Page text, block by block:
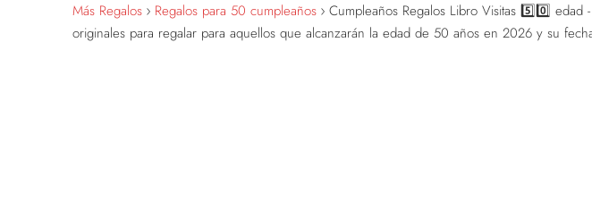
Más Regalos Regalos para 50 cumpleaños
Cumpleaños Regalos Libro Visitas 5️⃣0️⃣
originales para regalar para aquellos que alcanzarán la edad de 50 años en 2026 y su